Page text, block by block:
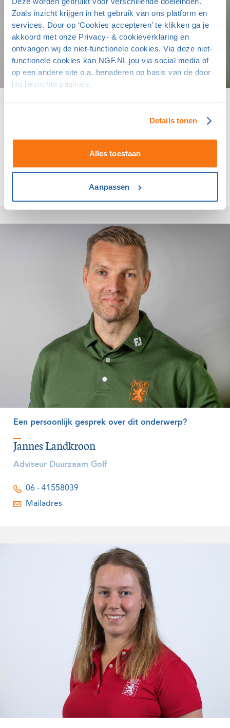
Zoals inzicht krijgen in het gebruik van ons platform en
services. Door op ‘Cookies accepteren’ te klikken ga je
akkoord met onze Privacy- & cookieverklaring en
ontvangen wij de niet-functionele cookies. Via deze niet-
functionele cookies kan NGF.NL jou via social media of
op een andere site o.a. benaderen op basis van de door
jou bezochte pagina’s.
Details tonen
Alles toestaan
Aanpassen
Een persoonlijk gesprek over dit onderwerp?
06 - 13427506
Een persoonlijk gesprek over dit onderwerp?
Jannes Landkroon
Adviseur Duurzaam Golf
06 - 41558039
Mailadres